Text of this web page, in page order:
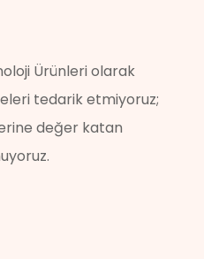
Ürünleri olarak
tedarik etmiyoruz;
değer katan